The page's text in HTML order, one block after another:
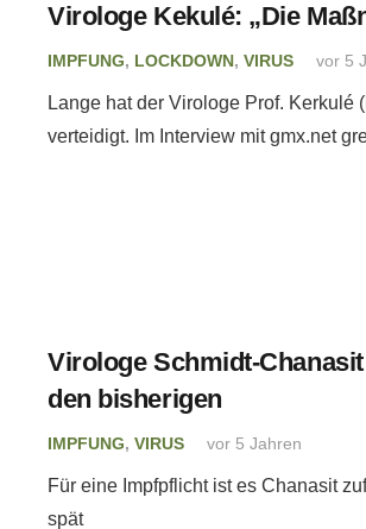
Virologe Kekulé: „Die
IMPFUNG, LOCKDOWN, VIRUS vor 5
Lange hat der Virologe Prof.
verteidigt. Im Interview mit gmx.net
Virologe Schmidt-
den bisherigen
IMPFUNG, VIRUS vor 5 Jahren
Für eine Impfpflicht ist es Chanasit
spät